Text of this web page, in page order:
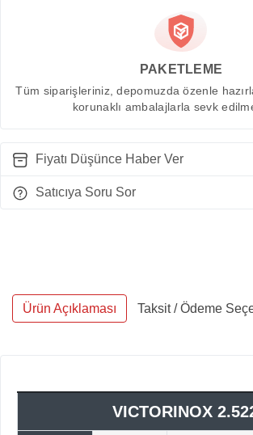
PAKETLEME
Tüm siparişleriniz, depomuzda özenle
korunaklı ambalajlarla sevk
Fiyatı Düşünce Haber Ver
Satıcıya Soru Sor
Ürün Açıklaması Taksit / Ödeme
VICTORINOX